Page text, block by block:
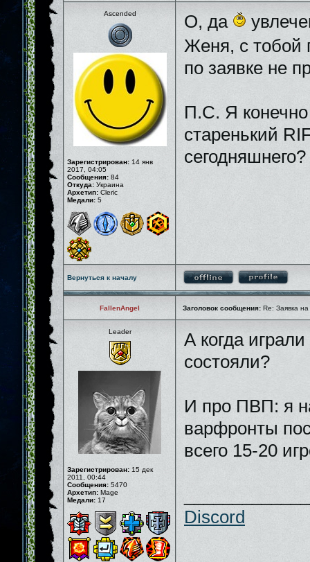
Ascended
Зарегистрирован: 14 янв
2017, 04:05
Сообщения: 84
Откуда: Украина
Архетип: Cleric
Медали: 5
О, да
Женя, с тобой
по заявке не
П.С. Я
старенький
сегодняшнего?
Вернуться к началу
FallenAngel Заголовок сообщения: Re: Заявка
Leader
Зарегистрирован: 15 дек
2011, 00:44
Сообщения: 5470
Архетип: Mage
Медали: 17
А когда
состояли?
И про ПВП: я
варфронты
всего 15-20
Discord